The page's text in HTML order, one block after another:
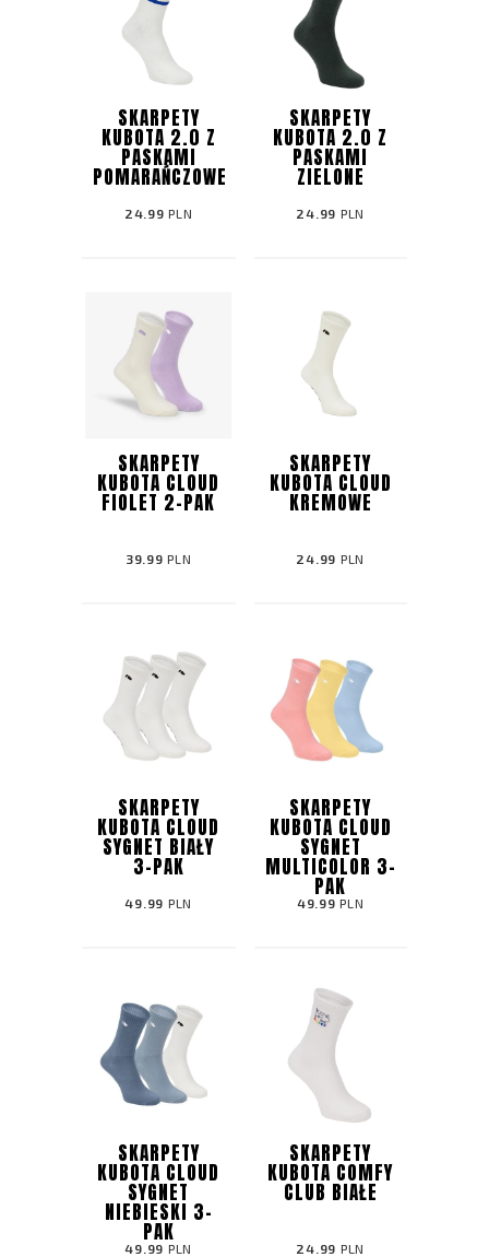
SKARPETY
KUBOTA 2.0 Z
PASKAMI
POMARAŃCZOWE
24.99 PLN
SKARPETY
KUBOTA 2.0 Z
PASKAMI
ZIELONE
24.99 PLN
SKARPETY
KUBOTA CLOUD
FIOLET 2-PAK
39.99 PLN
SKARPETY
KUBOTA CLOUD
KREMOWE
24.99 PLN
SKARPETY
KUBOTA CLOUD
SYGNET BIAŁY
3-PAK
49.99 PLN
SKARPETY
KUBOTA CLOUD
SYGNET
MULTICOLOR 3-
PAK
49.99 PLN
SKARPETY
KUBOTA CLOUD
SYGNET
NIEBIESKI 3-
PAK
49.99 PLN
SKARPETY
KUBOTA COMFY
CLUB BIAŁE
24.99 PLN